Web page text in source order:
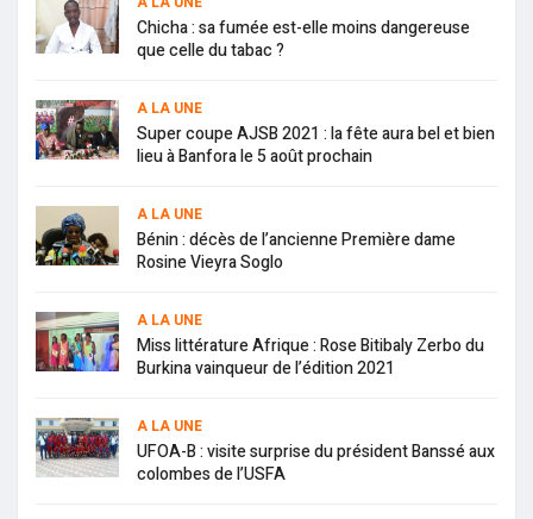
Chicha : sa fumée est-elle moins dangereuse
que celle du tabac ?
A LA UNE
Super coupe AJSB 2021 : la fête aura bel et bien
lieu à Banfora le 5 août prochain
A LA UNE
Bénin : décès de l’ancienne Première dame
Rosine Vieyra Soglo
A LA UNE
Miss littérature Afrique : Rose Bitibaly Zerbo du
Burkina vainqueur de l’édition 2021
A LA UNE
UFOA-B : visite surprise du président Banssé aux
colombes de l’USFA